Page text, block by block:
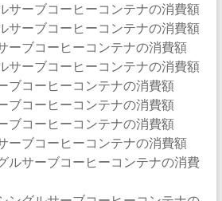
サーブコーヒーコンテナの消費額
サーブコーヒーコンテナの消費額
ーブコーヒーコンテナの消費額
サーブコーヒーコンテナの消費額
ブコーヒーコンテナの消費額
ブコーヒーコンテナの消費額
ブコーヒーコンテナの消費額
ーブコーヒーコンテナの消費額
ルサーブコーヒーコンテナの消費